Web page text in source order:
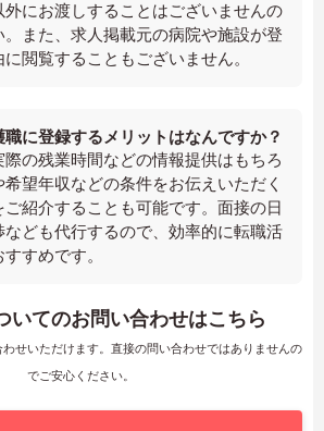
にお渡しすることはございませんの
また、求人掲載元の病院や施設が登
閲覧することもございません。
職に登録するメリットはなんですか？
の残業時間などの情報提供はもちろ
望年収などの条件をお伝えいただく
ご紹介することも可能です。面接の日
ども代行するので、効率的に転職活
すめです。
いてのお問い合わせはこちら
せいただけます。直接の問い合わせではありませんの
でご安心ください。